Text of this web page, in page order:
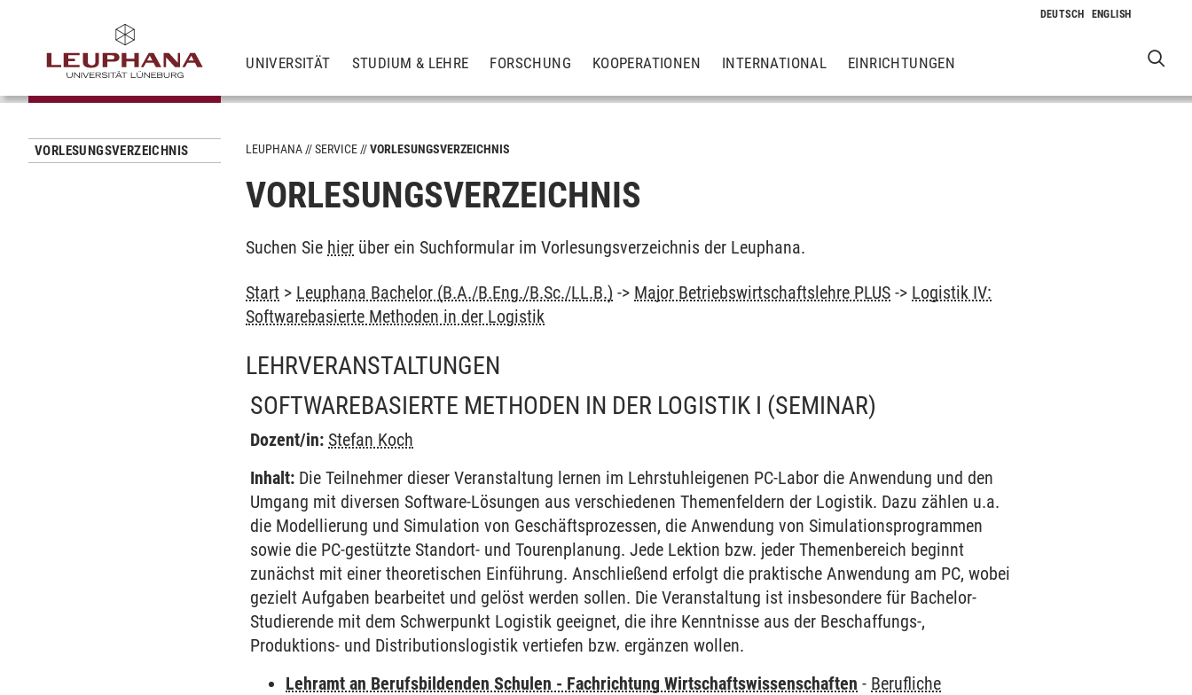
UNIVERSITÄT STUDIUM & LEHRE FORSCHUNG KOOPERATIONEN INTERNATIONAL EINRICHTUNGEN
VORLESUNGSVERZEICHNIS LEUPHANA SERVICE VORLESUNGSVERZEICHNIS
VORLESUNGSVERZEICHNIS
Suchen Sie hier über ein Suchformular im Vorlesungsverzeichnis der Leuphana.
Start > Leuphana Bachelor (B.A./B.Eng./B.Sc./LL.B.) -> Major Betriebswirtschaftslehre PLUS -> Logistik IV:
Softwarebasierte Methoden in der Logistik
LEHRVERANSTALTUNGEN
SOFTWAREBASIERTE METHODEN IN DER LOGISTIK I (SEMINAR)
Dozent/in: Stefan Koch
Inhalt: Die Teilnehmer dieser Veranstaltung lernen im Lehrstuhleigenen PC-Labor die Anwendung und den
Umgang mit diversen Software-Lösungen aus verschiedenen Themenfeldern der Logistik. Dazu zählen u.a.
die Modellierung und Simulation von Geschäftsprozessen, die Anwendung von Simulationsprogrammen
sowie die PC-gestützte Standort- und Tourenplanung. Jede Lektion bzw. jeder Themenbereich beginnt
zunächst mit einer theoretischen Einführung. Anschließend erfolgt die praktische Anwendung am PC, wobei
gezielt Aufgaben bearbeitet und gelöst werden sollen. Die Veranstaltung ist insbesondere für Bachelor-
Studierende mit dem Schwerpunkt Logistik geeignet, die ihre Kenntnisse aus der Beschaffungs-,
Produktions- und Distributionslogistik vertiefen bzw. ergänzen wollen.
Lehramt an Berufsbildenden Schulen - Fachrichtung Wirtschaftswissenschaften - Berufliche